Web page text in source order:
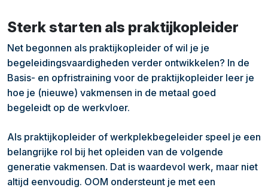
Sterk starten als praktijkopleider
Net begonnen als praktijkopleider of wil je je
begeleidingsvaardigheden verder ontwikkelen? In de
Basis- en opfristraining voor de praktijkopleider leer je
hoe je (nieuwe) vakmensen in de metaal goed
begeleidt op de werkvloer.
Als praktijkopleider of werkplekbegeleider speel je een
belangrijke rol bij het opleiden van de volgende
generatie vakmensen. Dat is waardevol werk, maar niet
altijd eenvoudig. OOM ondersteunt je met een